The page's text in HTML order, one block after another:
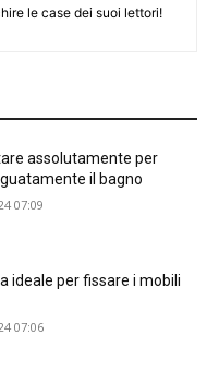
le case dei suoi lettori!
assolutamente per
il bagno
07:09
ideale per fissare i mobili
07:06